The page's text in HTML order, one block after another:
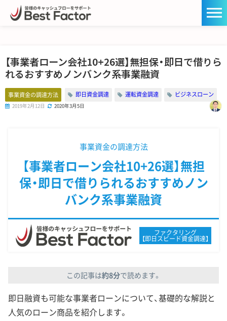
【事業者ローン会社10+26選】無担保・即日で借りら
れるおすすめノンバンク系事業融資
事業資金の調達方法 即日資金調達 運転資金調達 ビジネスローン
2019年2月12日 2020年3月5日
事業資金の調達方法
【事業者ローン会社10+26選】無担
保・即日で借りられるおすすめノン
バンク系事業融資
ファクタリング
【即日スビード資金調達】
この記事は約8分で読めます。
即日融資も可能な事業者ローンについて、基礎的な解説と
人気のローン商品を紹介します。